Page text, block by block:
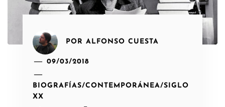
POR ALFONSO CUESTA
09/03/2018
BIOGRAFÍAS/CONTEMPORÁNEA/SIGLO
XX